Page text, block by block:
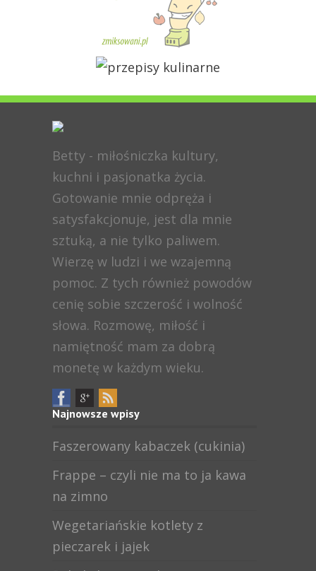
Betty - miłośniczka kultury,
kuchni i pasjonatka życia.
Gotowanie mnie odpręża i
satysfakcjonuje, jest dla mnie
sztuką, a nie tylko paliwem.
Wierzę w ludzi i we wzajemną
pomoc. Z tych również powodów
cenię sobie szczerość i wolność
słowa. Rozmowę, miłość i
namiętność mam za dobrą
monetę w każdym wieku.
Najnowsze wpisy
Faszerowany kabaczek (cukinia)
Frappe – czyli nie ma to ja kawa
na zimno
Wegetariańskie kotlety z
pieczarek i jajek